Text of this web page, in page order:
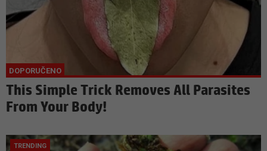
This Simple Trick Removes All Parasites
From Your Body!